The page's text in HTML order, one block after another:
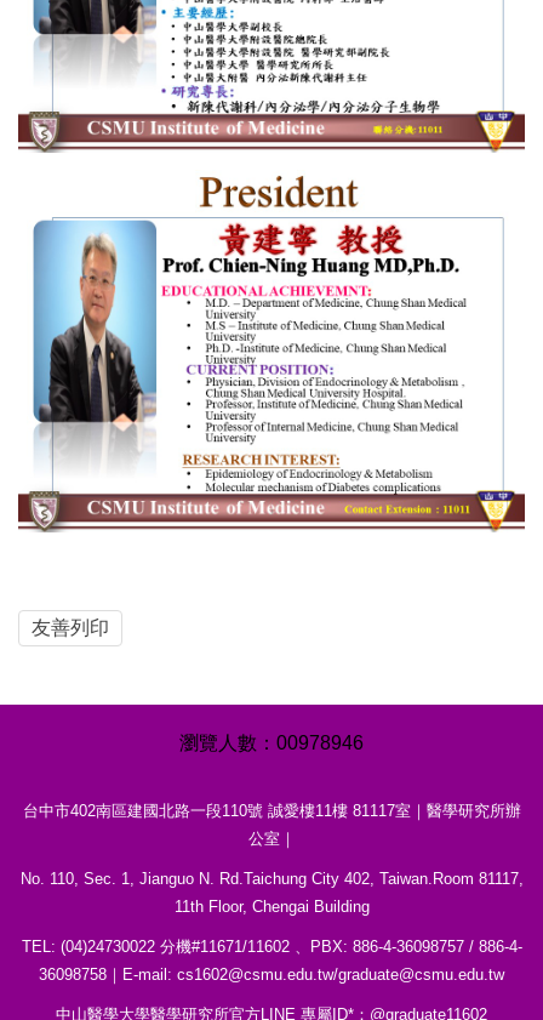
友善列印
00978946
台中市402南區建國北路一段110號 誠愛樓11樓 81117室｜醫學研究所辦
公室｜
No. 110, Sec. 1, Jianguo N. Rd.Taichung City 402, Taiwan.Room 81117,
11th Floor, Chengai Building
TEL: (04)24730022 分機#11671/11602 、PBX: 886-4-36098757 / 886-4-
36098758｜E-mail: cs1602@csmu.edu.tw/graduate@csmu.edu.tw
中山醫學大學醫學研究所官方LINE 專屬ID*：@graduate11602